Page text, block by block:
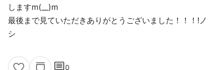
しますm(__)m
最後まで見ていただきありがとうございました！！！!ノ
シ
comment0